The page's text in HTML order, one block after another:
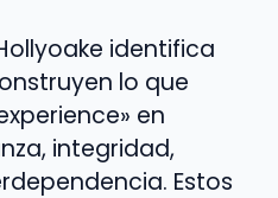
identifica
lo que
en
integridad,
Estos